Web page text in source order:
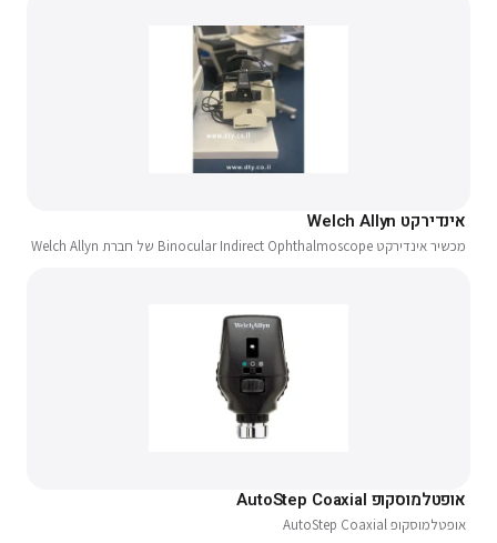
אינדירקט Welch Allyn
מכשיר אינדירקט Binocular Indirect Ophthalmoscope של חברת Welch Allyn
אופטלמוסקופ AutoStep Coaxial
אופטלמוסקופ AutoStep Coaxial